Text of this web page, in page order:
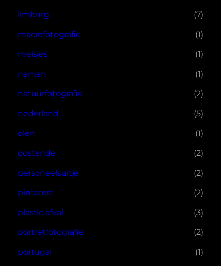
limburg (7)
macrofotografie (1)
meisjes (1)
namen (1)
natuurfotografie (2)
nederland (5)
olen (1)
oostende (2)
personeelsuitje (2)
pinterest (2)
plastic afval (3)
portretfotografie (2)
portugal (1)